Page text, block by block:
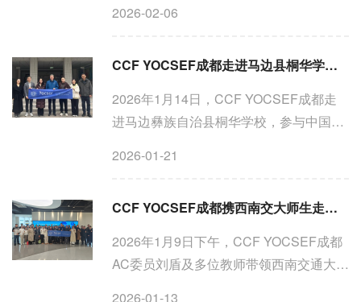
机工程与网络安全学院筹建现场，并围
设”主题展开深入交流...
2026-02-06
CCF YOCSEF成都走进马边县桐华学校：科技赋能教育 爱心点燃希望
2026年1月14日，CCF YOCSEF成都走
进马边彝族自治县桐华学校，参与中国科
（CCF）联合向马边彝族自治县桐华学校
清、CCF YOCSEF成都候任主席唐诗、...
2026-01-21
CCF YOCSEF成都携西南交大师生走进科大讯飞：探访AI前沿，共话产学研融合
2026年1月9日下午，CCF YOCSEF成都
AC委员刘盾及多位教师带领西南交通大学
2026-01-13